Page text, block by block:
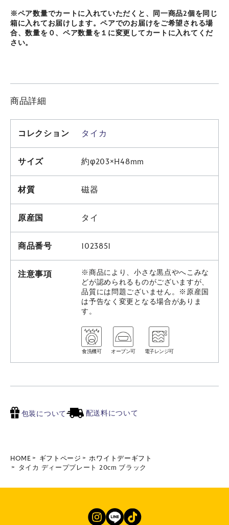
※ペア数量でカートに入れていただくと、同一商品2個を同じ
箱に入れてお届けします。ペアでのお届けをご希望される場
合、数量を０、ペア数量を１に変更してカートに入れてくだ
さい。
商品詳細
コレクション タイカ
サイズ 約φ203×H48mm
材質 磁器
原産国 タイ
商品番号 1023851
注意事項
※商品により、小さな黒点やへこみな
どが認められるものがございますが、
品質には問題ございません。※原産国
は予告なく変更となる場合がありま
す。
食洗機可 オーブン可 電子レンジ可
包装について 配送料について
HOME ギフトページ
ホワイトデーギフト
タイカ ディーププレート 20cm ブラック